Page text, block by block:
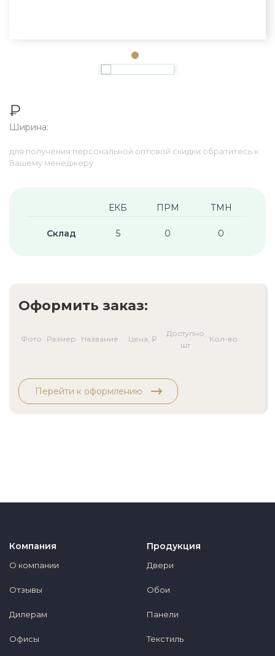
₽
Ширина:
для получения персональной оптовой скидки обратитесь к
Вашему менеджеру
ЕКБ ПРМ ТМН
Склад 5 0 0
Оформить заказ:
Фото Размер Название Цена, ₽
Доступно,
шт
Кол-во
Перейти к оформлению
Компания
О компании
Отзывы
Дилерам
Офисы
Продукция
Двери
Обои
Панели
Текстиль